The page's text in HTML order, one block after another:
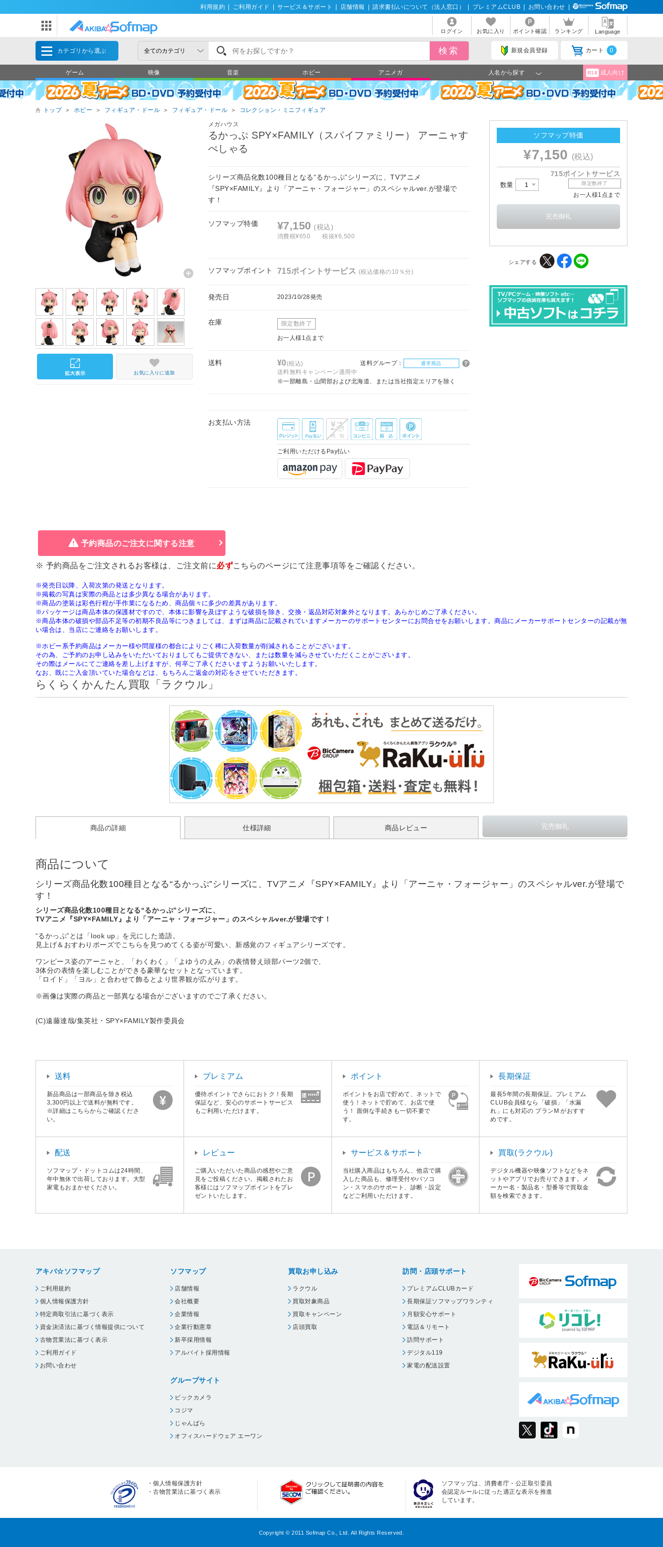
利用規約 ご利用ガイド サービス＆サポート 店舗情報 請求書払いについて（法人窓口） プレミアムCLUB お問い合わせ
ログイン お気に入り ポイント確認 ランキング Language
カテゴリから選ぶ 新規会員登録 カート 0
ゲーム 映像 音楽 ホビー アニメガ 人名から探す R18 成人向け
トップ ＞ ホビー ＞ フィギュア・ドール ＞ フィギュア・ドール ＞ コレクション・ミニフィギュア
メガハウス
るかっぷ SPY×FAMILY（スパイファミリー） アーニャす
ぺしゃる
シリーズ商品化数100種目となる“るかっぷ”シリーズに、TVアニメ
『SPY×FAMILY』より「アーニャ・フォージャー」のスペシャルver.が登場で
す！
ソフマップ特価 ¥7,150 (税込)
消費税¥650 税抜¥6,500
ソフマップポイント 715ポイントサービス (税込価格の10％分)
発売日 2023/10/28発売
在庫 限定数終了
お一人様1点まで
送料 ¥0(税込) 送料グループ： 通常商品
送料無料キャンペーン適用中
※一部離島・山間部および北海道、または当社指定エリアを除く
お支払い方法
ご利用いただけるPay払い
お気に入りに追加
ソフマップ特価
¥7,150 (税込)
715ポイントサービス
数量 限定数終了
お一人様1点まで
シェアする
予約商品のご注文に関する注意
※ 予約商品をご注文されるお客様は、ご注文前に必ずこちらのページにて注意事項等をご確認ください。
※発売日以降、入荷次第の発送となります。
※掲載の写真は実際の商品とは多少異なる場合があります。
※商品の塗装は彩色行程が手作業になるため、商品個々に多少の差異があります。
※パッケージは商品本体の保護材ですので、本体に影響を及ぼすような破損を除き、交換・返品対応対象外となります。あらかじめご了承ください。
※商品本体の破損や部品不足等の初期不良品等につきましては、まずは商品に記載されていますメーカーのサポートセンターにお問合せをお願いします。商品にメーカーサポートセンターの記載が無
い場合は、当店にご連絡をお願いします。
※ホビー系予約商品はメーカー様や問屋様の都合によりごく稀に入荷数量が削減されることがございます。
その為、ご予約のお申し込みをいただいておりましてもご提供できない、または数量を減らさせていただくことがございます。
その際はメールにてご連絡を差し上げますが、何卒ご了承くださいますようお願いいたします。
なお、既にご入金頂いていた場合などは、もちろんご返金の対応をさせていただきます。
らくらくかんたん買取「ラクウル」
商品の詳細 仕様詳細 商品レビュー
商品について
シリーズ商品化数100種目となる“るかっぷ”シリーズに、TVアニメ『SPY×FAMILY』より「アーニャ・フォージャー」のスペシャルver.が登場で
す！
シリーズ商品化数100種目となる“るかっぷ”シリーズに、
TVアニメ『SPY×FAMILY』より「アーニャ・フォージャー」のスペシャルver.が登場です！
“るかっぷ”とは「look up」を元にした造語。
見上げ＆おすわりポーズでこちらを見つめてくる姿が可愛い、新感覚のフィギュアシリーズです。
ワンピース姿のアーニャと、「わくわく」「よゆうのえみ」の表情替え頭部パーツ2個で、
3体分の表情を楽しむことができる豪華なセットとなっています。
「ロイド」「ヨル」と合わせて飾るとより世界観が広がります。
※画像は実際の商品と一部異なる場合がございますのでご了承ください。
(C)遠藤達哉/集英社・SPY×FAMILY製作委員会
送料
新品商品は一部商品を除き税込
3,300円以上で送料が無料です。
※詳細はこちらからご確認くださ
い。
プレミアム
優待ポイントでさらにおトク！長期
保証など、安心のサポートサービス
もご利用いただけます。
ポイント
ポイントをお店で貯めて、ネットで
使う！ネットで貯めて、お店で使
う！ 面倒な手続きも一切不要で
す。
長期保証
最長5年間の長期保証。プレミアム
CLUB会員様なら「破損」「水漏
れ」にも対応の プランM がおすす
めです。
配送
ソフマップ・ドットコムは24時間、
年中無休で出荷しております。大型
家電もおまかせください。
レビュー
ご購入いただいた商品の感想やご意
見をご投稿ください。掲載されたお
客様にはソフマップポイントをプレ
ゼントいたします。
サービス＆サポート
当社購入商品はもちろん、他店で購
入した商品も、修理受付やパソコ
ン・スマホのサポート、診断・設定
などご利用いただけます。
買取(ラクウル)
デジタル機器や映像ソフトなどをネ
ットやアプリでお売りできます。メ
ーカー名・製品名・型番等で買取金
額を検索できます。
アキバ☆ソフマップ
ご利用規約
個人情報保護方針
特定商取引法に基づく表示
資金決済法に基づく情報提供について
古物営業法に基づく表示
ご利用ガイド
お問い合わせ
ソフマップ
店舗情報
会社概要
企業情報
企業行動憲章
新卒採用情報
アルバイト採用情報
グループサイト
ビックカメラ
コジマ
じゃんぱら
オフィスハードウェア エーワン
買取お申し込み
ラクウル
買取対象商品
買取キャンペーン
店頭買取
訪問・店頭サポート
プレミアムCLUBカード
長期保証ソフマップワランティ
月額安心サポート
電話＆リモート
訪問サポート
デジタル119
家電の配送設置
・個人情報保護方針
・古物営業法に基づく表示
ソフマップは、消費者庁・公正取引委員
会認定ルールに従った適正な表示を推進
しています。
Copyright © 2011 Sofmap Co., Ltd. All Rights Reserved.